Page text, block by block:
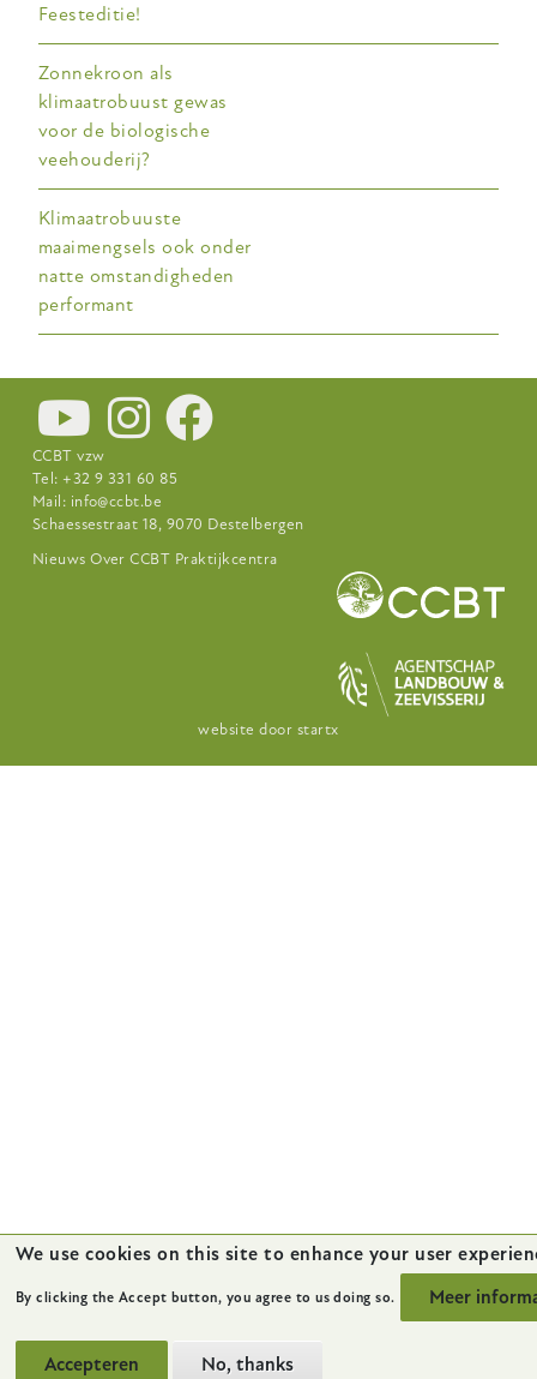
Feesteditie!
Zonnekroon als
klimaatrobuust gewas
voor de biologische
veehouderij?
Klimaatrobuuste
maaimengsels ook onder
natte omstandigheden
performant
website door startx
CCBT vzw
Tel: +32 9 331 60 85
Mail: info@ccbt.be
Schaessestraat 18, 9070 Destelbergen
Footer-
Nieuws Over CCBT Praktijkcentra
We use cookies on this site to enhance your user
By clicking the Accept button, you agree to us doing so. Meer
Accepteren No, thanks